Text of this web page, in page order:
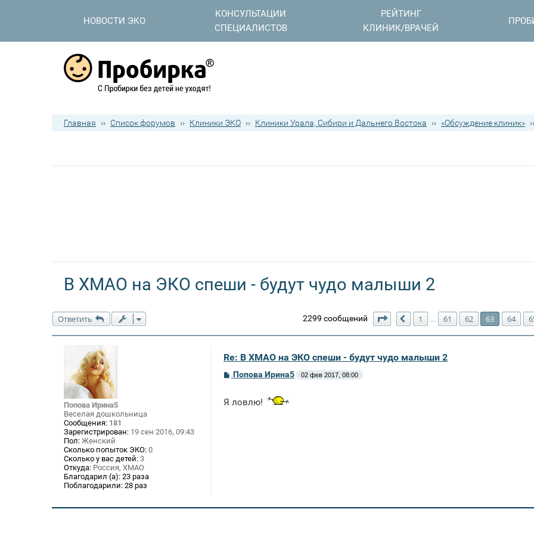
НОВОСТИ ЭКО
КОНСУЛЬТАЦИИ
СПЕЦИАЛИСТОВ
РЕЙТИНГ
КЛИНИК/ВРАЧЕЙ
Главная ›› Список форумов ›› Клиники ЭКО ›› Клиники Урала, Сибири и Дальнего Востока ›› «Обсуждение клиник» ››
В ХМАО на ЭКО спеши - будут чудо малыши 2
Ответить 2299 сообщений Страница 63 из66
Пред.
1 … 61 62 63 64
Попова Ирина5
Веселая дошкольница
Сообщения: 181
Зарегистрирован: 19 сен 2016, 09:43
Пол: Женский
Сколько попыток ЭКО: 0
Сколько у вас детей: 3
Откуда: Россия, ХМАО
Благодарил (а): 23 раза
Поблагодарили: 28 раз
Re: В ХМАО на ЭКО спеши - будут чудо малыши 2
С
щ
Попова Ирина5 02 фев 2017, 08:00
Я ловлю!